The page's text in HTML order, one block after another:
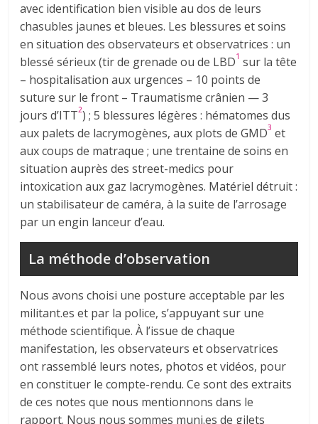
avec identification bien visible au dos de leurs
chasubles jaunes et bleues. Les blessures et soins
en situation des observateurs et observatrices : un
blessé sérieux (tir de grenade ou de LBD1 sur la tête
– hospitalisation aux urgences – 10 points de
suture sur le front – Traumatisme crânien — 3
jours d’ITT2) ; 5 blessures légères : hématomes dus
aux palets de lacrymogènes, aux plots de GMD3 et
aux coups de matraque ; une trentaine de soins en
situation auprès des street-medics pour
intoxication aux gaz lacrymogènes. Matériel détruit :
un stabilisateur de caméra, à la suite de l’arrosage
par un engin lanceur d’eau.
La méthode d’observation
Nous avons choisi une posture acceptable par les
militant.es et par la police, s’appuyant sur une
méthode scientifique. À l’issue de chaque
manifestation, les observateurs et observatrices
ont rassemblé leurs notes, photos et vidéos, pour
en constituer le compte-rendu. Ce sont des extraits
de ces notes que nous mentionnons dans le
rapport. Nous nous sommes muni.es de gilets